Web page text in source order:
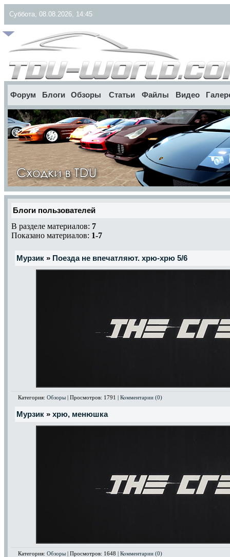
Суббота, 08.08.2026, 14:45
Форум Блоги Обзоры Статьи Файлы Видео
Блоги пользователей
В разделе материалов: 7
Показано материалов: 1-7
Мурзик » Поезда не впечатляют. хрю-хрю 5/6
Категория: Обзоры | Просмотров: 1791 | Комментарии (0)
Мурзик » хрю, менюшка
Категория: Обзоры | Просмотров: 1648 | Комментарии (0)